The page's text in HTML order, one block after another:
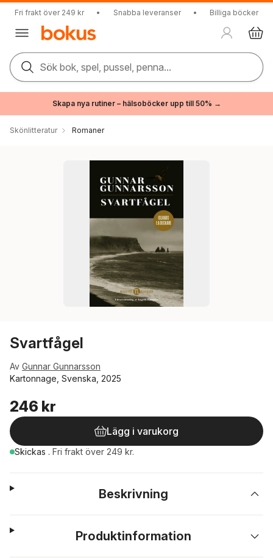
Fri frakt över 249 kr • Snabba leveranser • Billiga böcker
Sök bok, spel, pussel, penna...
Skapa nya rutiner – hälsoböcker upp till 50% →
Skönlitteratur Romaner
Svartfågel
Av Gunnar Gunnarsson
Kartonnage, Svenska, 2025
246 kr
Lägg i varukorg
Skickas . Fri frakt över 249 kr.
Beskrivning
Produktinformation